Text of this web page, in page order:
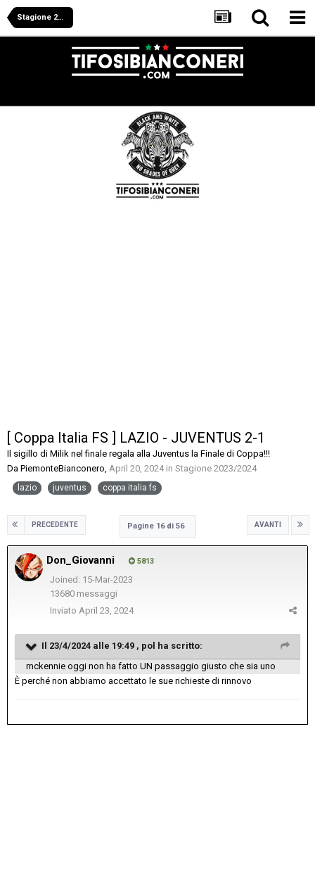
Stagione 2023/2024
[ Coppa Italia FS ] LAZIO - JUVENTUS 2-1
Il sigillo di Milik nel finale regala alla Juventus la Finale di Coppa!!!
Da PiemonteBianconero, April 20, 2024in Stagione 2023/2024
lazio juventus coppa italia fs
PRECEDENTE AVANTI
Pagine 16 di 56
Don_Giovanni 5813
Joined: 15-Mar-2023
13680 messaggi
Inviato April 23, 2024
Il 23/4/2024 alle 19:49 , pol ha scritto:
mckennie oggi non ha fatto UN passaggio giusto che sia uno
È perché non abbiamo accettato le sue richieste di rinnovo